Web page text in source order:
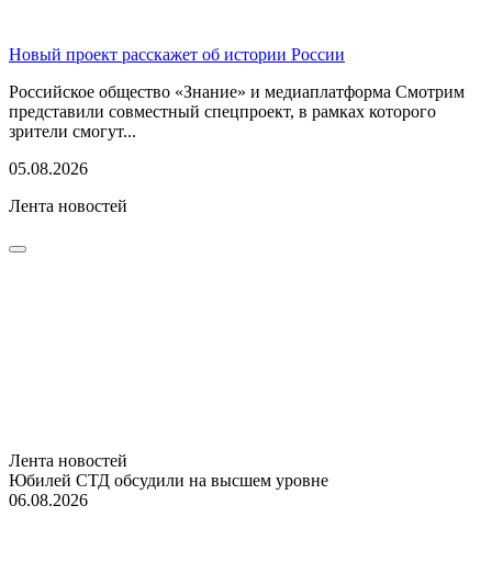
Новый проект расскажет об истории России
Российское общество «Знание» и медиаплатформа Смотрим
представили совместный спецпроект, в рамках которого
зрители смогут...
05.08.2026
Лента новостей
Лента новостей
Юбилей СТД обсудили на высшем уровне
06.08.2026